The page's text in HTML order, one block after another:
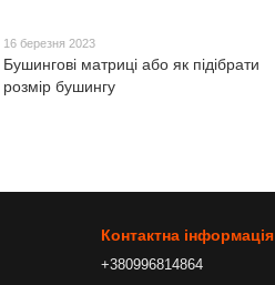
16 березня 2023
Бушингові матриці або як підібрати
розмір бушингу
Контактна інформація
+380996814864